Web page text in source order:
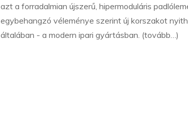
azt a forradalmian újszerű, hipermoduláris
egybehangzó véleménye szerint új korszakot
általában - a modern ipari gyártásban. (tovább…)